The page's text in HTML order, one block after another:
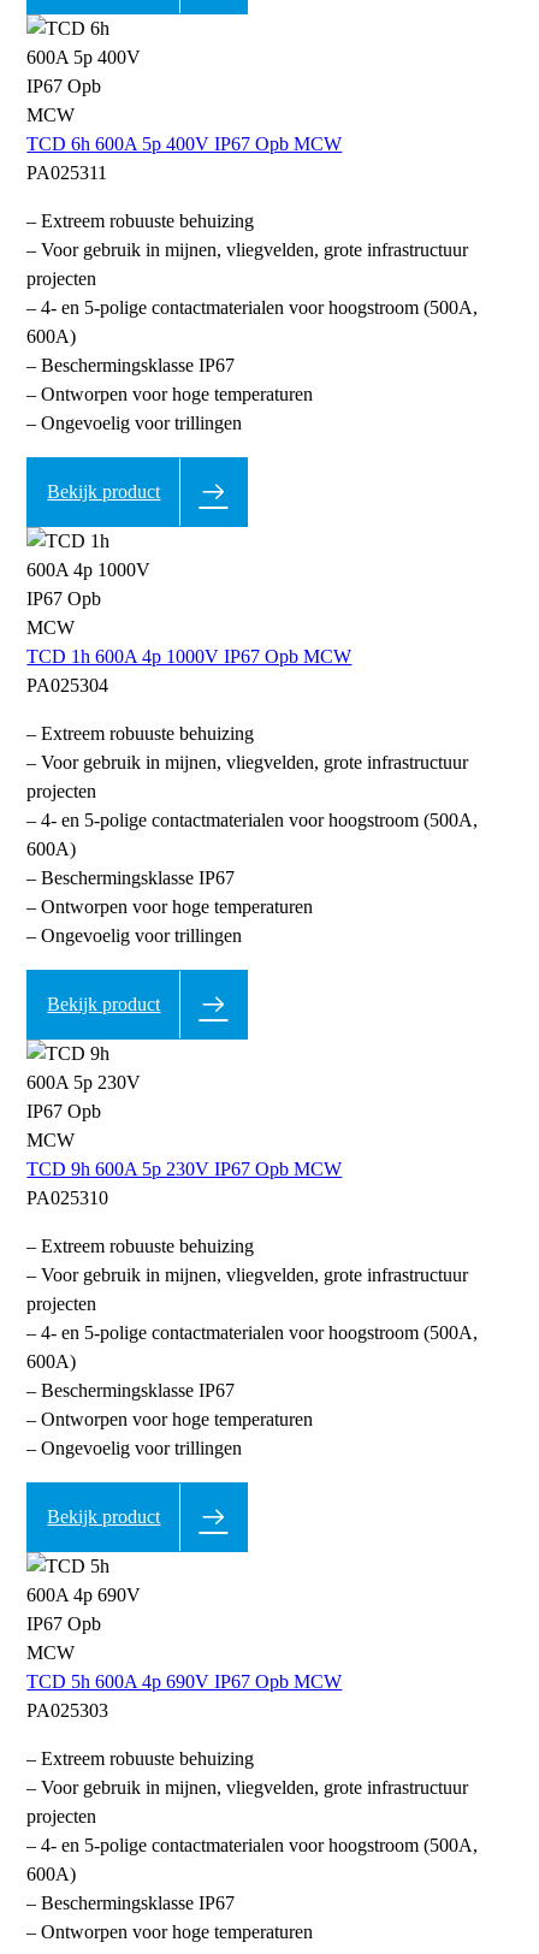
TCD 6h 600A 5p 400V IP67 Opb MCW
PA025311
– Extreem robuuste behuizing
– Voor gebruik in mijnen, vliegvelden, grote infrastructuur
projecten
– 4- en 5-polige contactmaterialen voor hoogstroom (500A,
600A)
– Beschermingsklasse IP67
– Ontworpen voor hoge temperaturen
– Ongevoelig voor trillingen
Bekijk product
TCD 1h 600A 4p 1000V IP67 Opb MCW
PA025304
– Extreem robuuste behuizing
– Voor gebruik in mijnen, vliegvelden, grote infrastructuur
projecten
– 4- en 5-polige contactmaterialen voor hoogstroom (500A,
600A)
– Beschermingsklasse IP67
– Ontworpen voor hoge temperaturen
– Ongevoelig voor trillingen
Bekijk product
TCD 9h 600A 5p 230V IP67 Opb MCW
PA025310
– Extreem robuuste behuizing
– Voor gebruik in mijnen, vliegvelden, grote infrastructuur
projecten
– 4- en 5-polige contactmaterialen voor hoogstroom (500A,
600A)
– Beschermingsklasse IP67
– Ontworpen voor hoge temperaturen
– Ongevoelig voor trillingen
Bekijk product
TCD 5h 600A 4p 690V IP67 Opb MCW
PA025303
– Extreem robuuste behuizing
– Voor gebruik in mijnen, vliegvelden, grote infrastructuur
projecten
– 4- en 5-polige contactmaterialen voor hoogstroom (500A,
600A)
– Beschermingsklasse IP67
– Ontworpen voor hoge temperaturen